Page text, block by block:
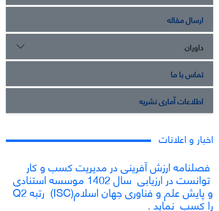
ارسال مقاله
داوران
تماس با ما
اطلاعات آماری نشریه
اخبار و اعلانات
فصلنامه ارزش آفرینی در مدیریت کسب و کار
توانست در ارزیابی سال 1402 موسسه استنادی
را کسب نماید .